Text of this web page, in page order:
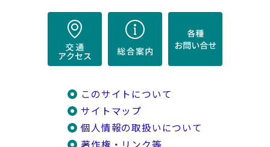
このサイトについて
サイトマップ
個人情報の取扱いについて